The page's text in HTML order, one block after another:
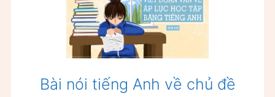
Bài nói tiếng Anh về chủ đề